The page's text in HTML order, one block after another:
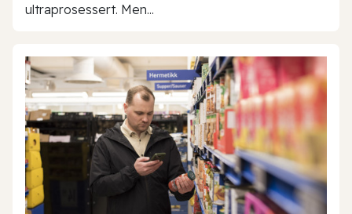
ultraprosessert. Men...